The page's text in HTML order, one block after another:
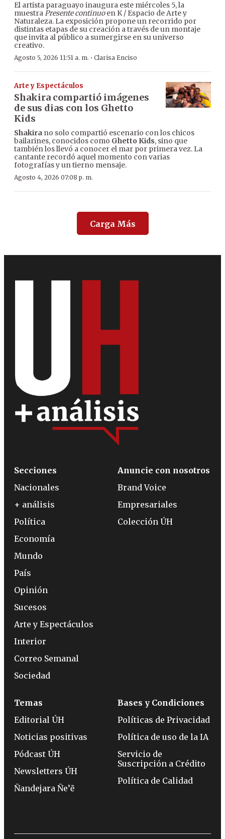
El artista paraguayo inaugura este miércoles 5, la
muestraPresente continuoen K / Espacio de Arte y
Naturaleza. La exposición propone un recorrido por
distintas etapas de su creación a través de un montaje
que invita al público a sumergirse en su universo
creativo.
Agosto 5, 2026 11:51 a. m. · Clarisa Enciso
Arte y Espectáculos
Shakira compartió imágenes
de sus dias con los Ghetto
Kids
Shakira no solo compartió escenario con los chicos
bailarines, conocidos como Ghetto Kids, sino que
también los llevó a conocer el mar por primera vez. La
cantante recordó aquel momento con varias
fotografías y un tierno mensaje.
Agosto 4, 2026 07:08 p. m.
Carga Más
Secciones
Nacionales
+ análisis
Política
Economía
Mundo
País
Opinión
Sucesos
Arte y Espectáculos
Interior
Correo Semanal
Sociedad
Anuncie con nosotros
Brand Voice
Empresariales
Colección ÚH
Temas
Editorial ÚH
Noticias positivas
Pódcast ÚH
Newsletters ÚH
Ñandejara Ñe’ẽ
Bases y Condiciones
Políticas de Privacidad
Política de uso de la IA
Servicio de
Suscripción a Crédito
Política de Calidad